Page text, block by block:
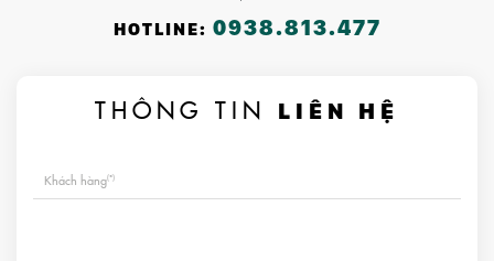
HOTLINE: 0938.813.477
THÔNG TIN LIÊN HỆ
Khách hàng(*)